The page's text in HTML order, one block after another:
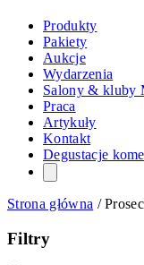
Produkty
Pakiety
Aukcje
Wydarzenia
Salony & kluby
Praca
Artykuły
Kontakt
Degustacje
Strona główna /
Filtry